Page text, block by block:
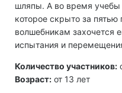
шляпы. А во время учебы
которое скрыто за
волшебникам захочется
испытания и
Количество участников:
Возраст: от 13 лет